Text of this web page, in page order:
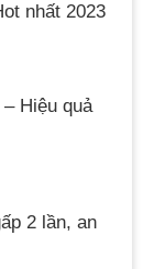
nhất 2023
Hiệu quả
2 lần, an